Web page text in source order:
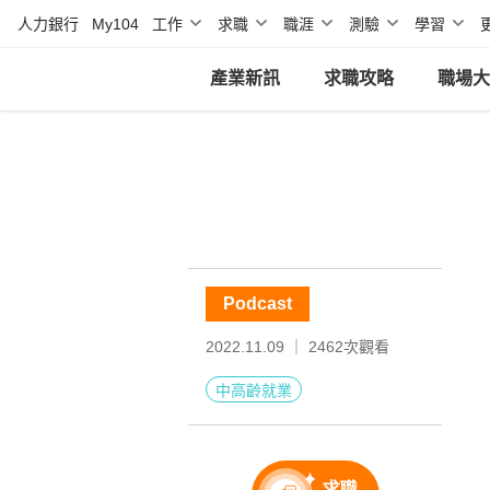
人力銀行 My104 工作 求職 職涯 測驗 學習
產業新訊 求職攻略 職場
Podcast
2022.11.09 ｜ 2462次觀看
中高齡就業